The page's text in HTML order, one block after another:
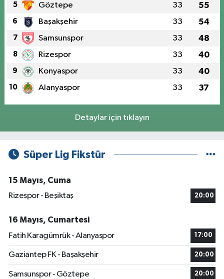
5 Göztepe 33 55
6 Başakşehir 33 54
7 Samsunspor 33 48
8 Rizespor 33 40
9 Konyaspor 33 40
10 Alanyaspor 33 37
Detaylar için tıklayın
Süper Lig Fikstür
15 Mayıs, Cuma
Rizespor - Beşiktaş
20:00
16 Mayıs, Cumartesi
Fatih Karagümrük - Alanyaspor
17:00
Gaziantep FK - Başakşehir 20:00
Samsunspor - Göztepe 20:00